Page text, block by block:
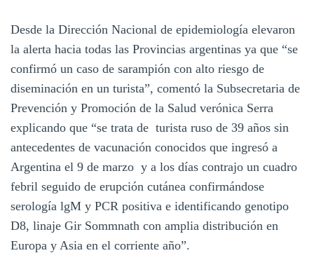
Desde la Dirección Nacional de epidemiología elevaron
la alerta hacia todas las Provincias argentinas ya que “se
confirmó un caso de sarampión con alto riesgo de
diseminación en un turista”, comentó la Subsecretaria de
Prevención y Promoción de la Salud verónica Serra
explicando que “se trata de turista ruso de 39 años sin
antecedentes de vacunación conocidos que ingresó a
Argentina el 9 de marzo y a los días contrajo un cuadro
febril seguido de erupción cutánea confirmándose
serología lgM y PCR positiva e identificando genotipo
D8, linaje Gir Sommnath con amplia distribución en
Europa y Asia en el corriente año”.